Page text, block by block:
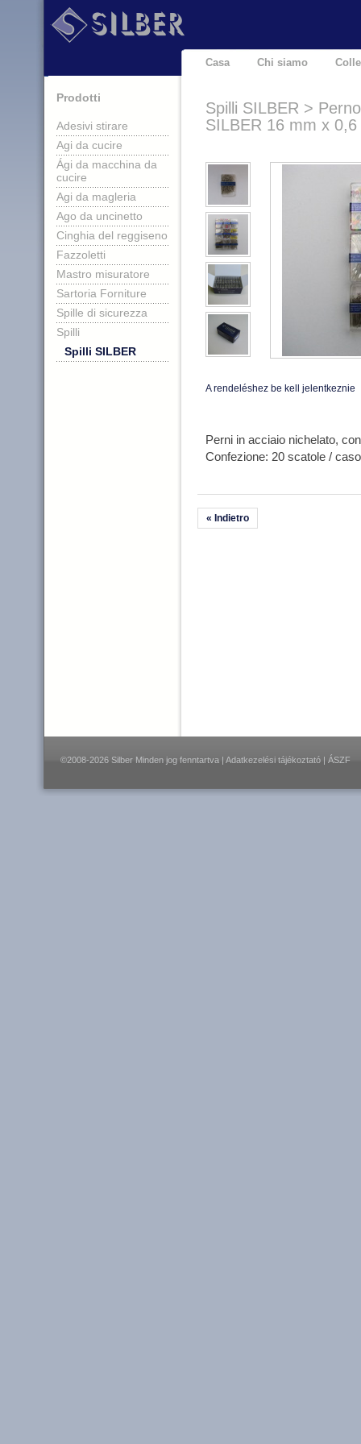
Casa Chi siamo
Prodotti
Adesivi stirare
Agi da cucire
Ági da macchina da
cucire
Agi da magleria
Ago da uncinetto
Cinghia del reggiseno
Fazzoletti
Mastro misuratore
Sartoria Forniture
Spille di sicurezza
Spilli
Spilli SILBER
Spilli SILBER >
SILBER 16 mm x 0,6
A rendeléshez be kell jelentkeznie
Perni in acciaio nichelato,
Confezione: 20 scatole / caso
« Indietro
©2008-2026 Silber Minden jog fenntartva | Adatkezelési tájékoztató| ÁSZF